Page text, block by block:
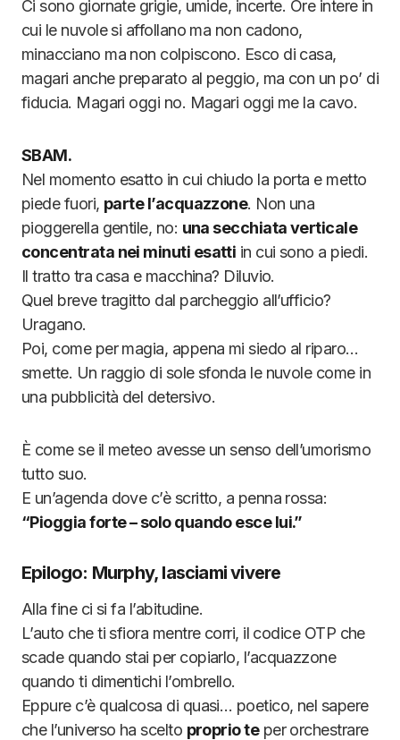
Ci sono giornate grigie, umide, incerte. Ore intere in
cui le nuvole si affollano ma non cadono,
minacciano ma non colpiscono. Esco di casa,
magari anche preparato al peggio, ma con un po’ di
fiducia. Magari oggi no. Magari oggi me la cavo.
SBAM.
Nel momento esatto in cui chiudo la porta e metto
piede fuori, parte l’acquazzone. Non una
pioggerella gentile, no: una secchiata verticale
concentrata nei minuti esatti in cui sono a piedi.
Il tratto tra casa e macchina? Diluvio.
Quel breve tragitto dal parcheggio all’ufficio?
Uragano.
Poi, come per magia, appena mi siedo al riparo…
smette. Un raggio di sole sfonda le nuvole come in
una pubblicità del detersivo.
È come se il meteo avesse un senso dell’umorismo
tutto suo.
E un’agenda dove c’è scritto, a penna rossa:
“Pioggia forte – solo quando esce lui.”
Epilogo: Murphy, lasciami vivere
Alla fine ci si fa l’abitudine.
L’auto che ti sfiora mentre corri, il codice OTP che
scade quando stai per copiarlo, l’acquazzone
quando ti dimentichi l’ombrello.
Eppure c’è qualcosa di quasi… poetico, nel sapere
che l’universo ha scelto proprio teper orchestrare